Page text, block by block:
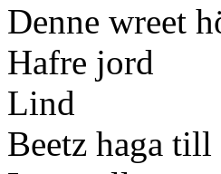
Denne wreet
Hafre jord
Lind
Beetz haga